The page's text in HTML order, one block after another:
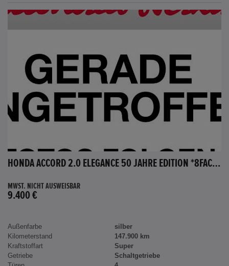
HONDA ACCORD 2.0 ELEGANCE 50 JAHRE EDITION *8FACH BEREIFT*
MWST. NICHT AUSWEISBAR
9.400 €
Außenfarbe
silber
Kilometerstand
147.900 km
Kraftstoffart
Super
Getriebe
Schaltgetriebe